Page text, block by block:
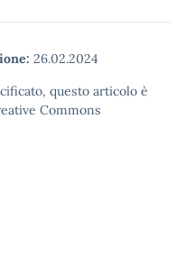
26.02.2024
questo articolo è
Commons